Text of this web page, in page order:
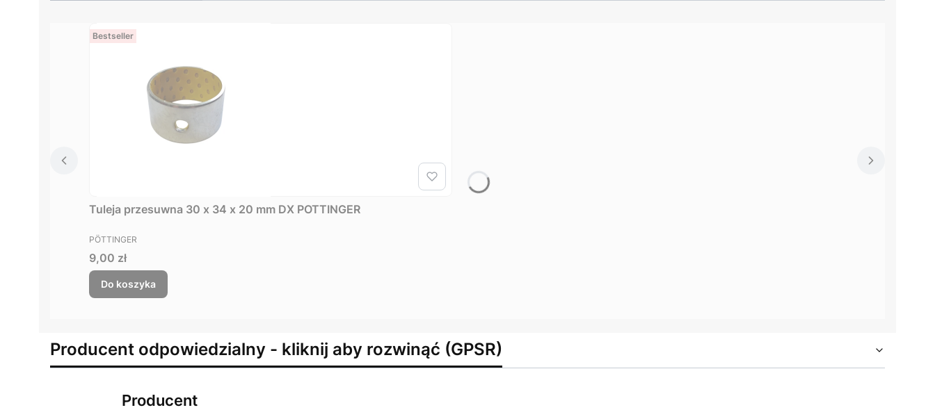
Bestseller
Tuleja przesuwna 30 x 34 x 20 mm DX POTTINGER
PRODUCENT
PÖTTINGER
Cena
9,00 zł
Do koszyka
Producent odpowiedzialny - kliknij aby rozwinąć (GPSR)
Producent